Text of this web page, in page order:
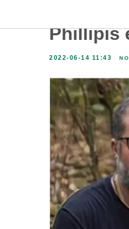
SOS
Phillipis
2022-06-14 11:43